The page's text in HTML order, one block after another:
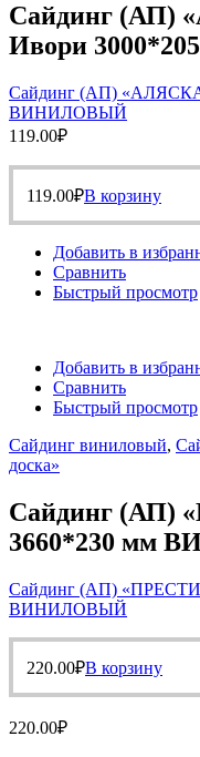
Сайдинг
Ивори
Сайдинг (АП)
ВИНИЛОВЫЙ
119.00₽
119.00₽В корзину
Добавить в
Сравнить
Быстрый просмотр
Добавить в
Сравнить
Быстрый просмотр
Сайдинг виниловый,
доска»
Сайдинг (АП)
3660*230 мм
Сайдинг (АП)
ВИНИЛОВЫЙ
220.00₽В корзину
220.00₽